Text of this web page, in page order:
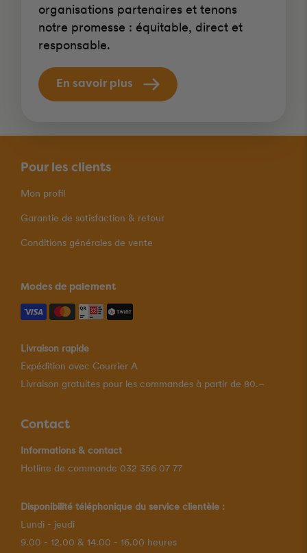
organisations partenaires et tenons
notre promesse : équitable, direct et
responsable.
En savoir plus
Pour les clients
Mon profil
Garantie de satisfaction & retour
Conditions générales de vente
Modes de paiement
Livraison rapide
Expédition avec Courrier A
Livraison gratuites pour les commandes à partir de 80.–
Contact
Informations & contact
Hotline de commande 032 356 07 77
Disponibilité téléphonique du service clientèle :
Lundi - jeudi
9.00 - 12.00 & 14.00 - 16.00 heures